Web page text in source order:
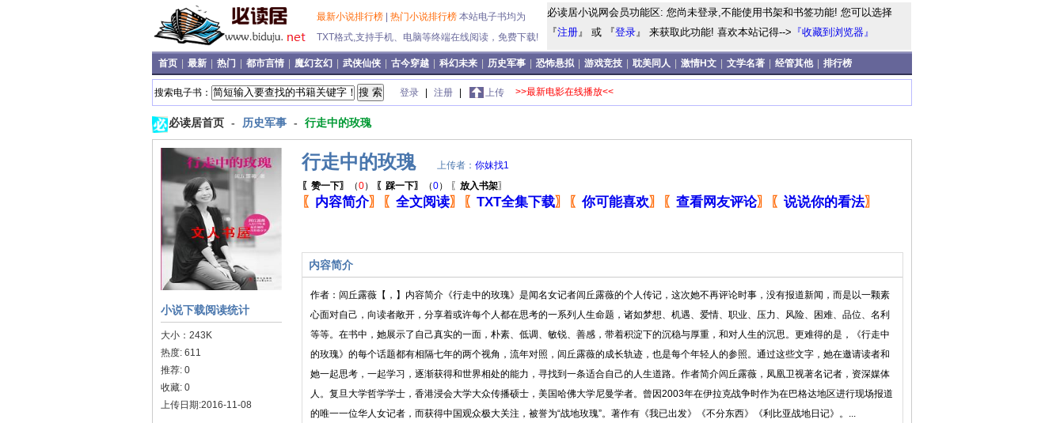
最新小说排行榜 热门小说排行榜 本站电子书均为
TXT格式,支持手机、电脑等终端在线阅读，免费下载!
必读居小说网会员功能区: 您尚未登录,不能使用书架和书签功能! 您可以选择
『注册』 或 『登录』 来获取此功能! 喜欢本站记得--> 『收藏到浏览器』
首页 最新 热门 都市言情 魔幻玄幻 武侠仙侠 古今穿越 科幻未来 历史军事 恐怖悬拟 游戏竞技 耽美同人 激情H文 文学名著 经管其他 排行榜
搜索电子书： 登录 注册 上传 >>最新电影在线播放<<
必读居首页 - 历史军事 - 行走中的玫瑰
小说下载阅读统计
大小：243K
热度: 611
推荐: 0
收藏: 0
上传日期:2016-11-08
行走中的玫瑰 上传者： 你妹找1
〖赞一下〗
（0） 〖踩一下〗 （0） 〖 放入书架〗
〖 内容简介〗 〖 全文阅读〗 〖 TXT全集下载〗 〖你可能喜欢〗 〖 查看网友评论〗 〖 说说你的看法〗
内容简介
作者：闾丘露薇【，】内容简介《行走中的玫瑰》是闻名女记者闾丘露薇的个人传记，这次她不再评论时事，没有报道新闻，而是以一颗素
心面对自己，向读者敞开，分享着或许每个人都在思考的一系列人生命题，诸如梦想、机遇、爱情、职业、压力、风险、困难、品位、名利
等等。在书中，她展示了自己真实的一面，朴素、低调、敏锐、善感，带着积淀下的沉稳与厚重，和对人生的沉思。更难得的是，《行走中
的玫瑰》的每个话题都有相隔七年的两个视角，流年对照，闾丘露薇的成长轨迹，也是每个年轻人的参照。通过这些文字，她在邀请读者和
她一起思考，一起学习，逐渐获得和世界相处的能力，寻找到一条适合自己的人生道路。作者简介闾丘露薇，凤凰卫视著名记者，资深媒体
人。复旦大学哲学学士，香港浸会大学大众传播硕士，美国哈佛大学尼曼学者。曾因2003年在伊拉克战争时作为在巴格达地区进行现场报道
的唯一一位华人女记者，而获得中国观众极大关注，被誉为“战地玫瑰”。著作有《我已出发》《不分东西》《利比亚战地日记》。...